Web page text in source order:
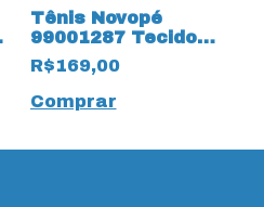
Tênis Novopé
99001287 Tecido
Mescla 18130
Dinossauro
R$169,00
Comprar